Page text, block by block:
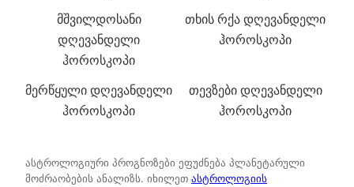
მშვილდოსანი
დღევანდელი
ჰოროსკოპი
თხის რქა დღევანდელი
ჰოროსკოპი
მერწყული დღევანდელი
ჰოროსკოპი
თევზები დღევანდელი
ჰოროსკოპი
ასტროლოგიური პროგნოზები ეფუძნება პლანეტარული
მოძრაობების ანალიზს. იხილეთ ასტროლოგიის